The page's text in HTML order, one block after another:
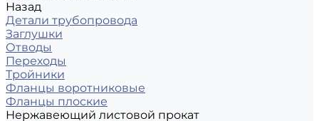
Назад
Детали трубопровода
Заглушки
Отводы
Переходы
Тройники
Фланцы воротниковые
Фланцы плоские
Нержавеющий листовой прокат